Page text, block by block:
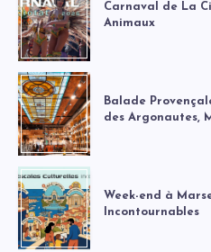
Carnaval de La
Animaux
Balade
des Argonautes,
Week-end à
Incontournables